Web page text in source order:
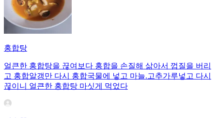
홍합탕
얼큰한 홍합탕을 끊여보다 홍합을 손질해 삶아서 껍질을 버리
고 홍합알갱만 다시 홍합국물에 넣고 마늘.고추가루넣고 다시
끊이니 얼큰한 홍합탕 마싯게 먹었다